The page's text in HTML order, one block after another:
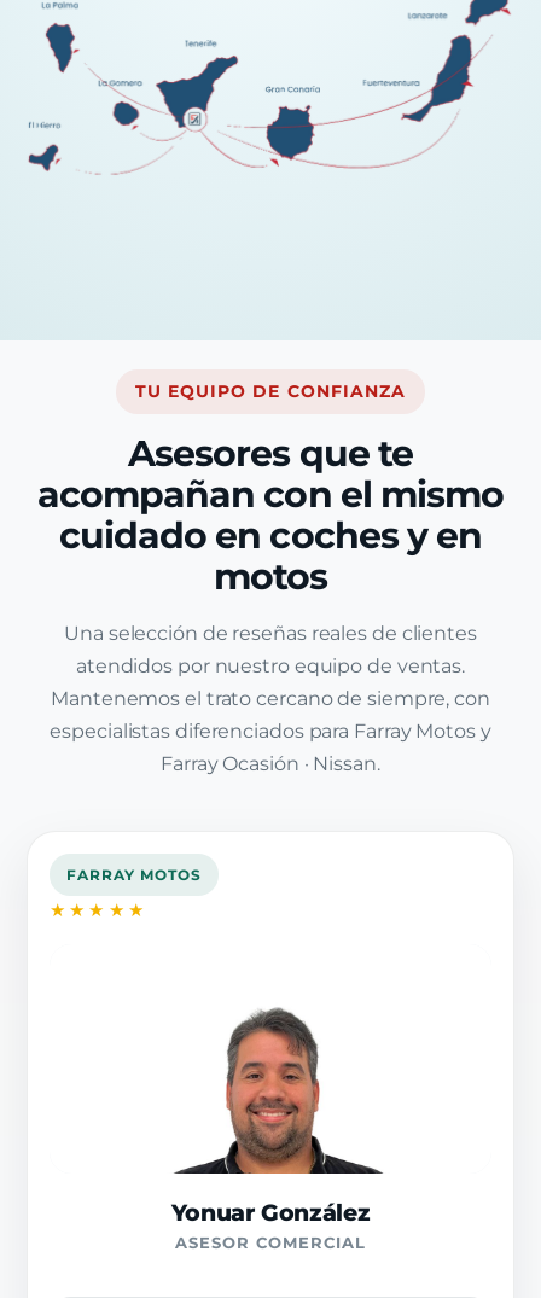
TU EQUIPO DE CONFIANZA
Asesores que te
acompañan con el mismo
cuidado en coches y en
motos
Una selección de reseñas reales de clientes
atendidos por nuestro equipo de ventas.
Mantenemos el trato cercano de siempre, con
especialistas diferenciados para Farray Motos y
Farray Ocasión · Nissan.
FARRAY MOTOS
★★★★★
Yonuar González
ASESOR COMERCIAL